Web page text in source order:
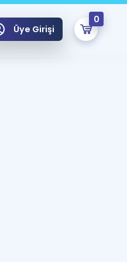
Üye Girişi
0
onlarca eğitim seni bekliyor!